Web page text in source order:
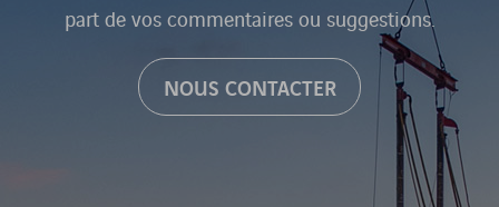
part de vos commentaires ou suggestions.
NOUS CONTACTER